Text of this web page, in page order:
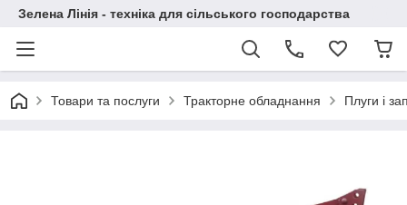
Зелена Лінія - техніка для сільського господарства
Товари та послуги Тракторне обладнання Плуги і